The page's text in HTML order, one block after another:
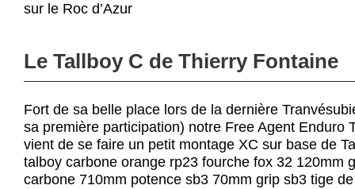
sur le Roc d’Azur
Le Tallboy C de Thierry Fontaine
Fort de sa belle place lors de la dernière
sa première participation) notre Free Agent Enduro
vient de se faire un petit montage XC sur base de
talboy carbone orange rp23 fourche fox 32 120mm
carbone 710mm potence sb3 70mm grip sb3 tige